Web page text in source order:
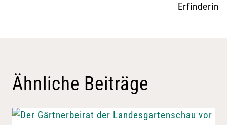
Erfinderin
Ähnliche Beiträge